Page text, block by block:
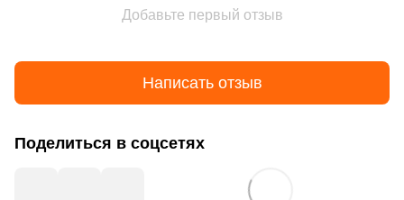
Добавьте первый отзыв
Написать отзыв
Поделиться в соцсетях